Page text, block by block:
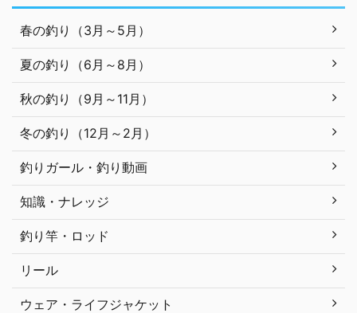
春の釣り（3月～5月）
夏の釣り（6月～8月）
秋の釣り（9月～11月）
冬の釣り（12月～2月）
釣りガール・釣り動画
知識・ナレッジ
釣り竿・ロッド
リール
ウェア・ライフジャケット